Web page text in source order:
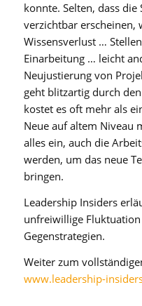
konnte. Selten, dass
verzichtbar erscheinen,
Wissensverlust …
Einarbeitung … leicht
Neujustierung von
geht blitzartig durch
kostet es oft mehr als
Neue auf altem Niveau
alles ein, auch die
werden, um das neue
bringen.
Leadership Insiders
unfreiwillige
Gegenstrategien.
Weiter zum
www.leadership-